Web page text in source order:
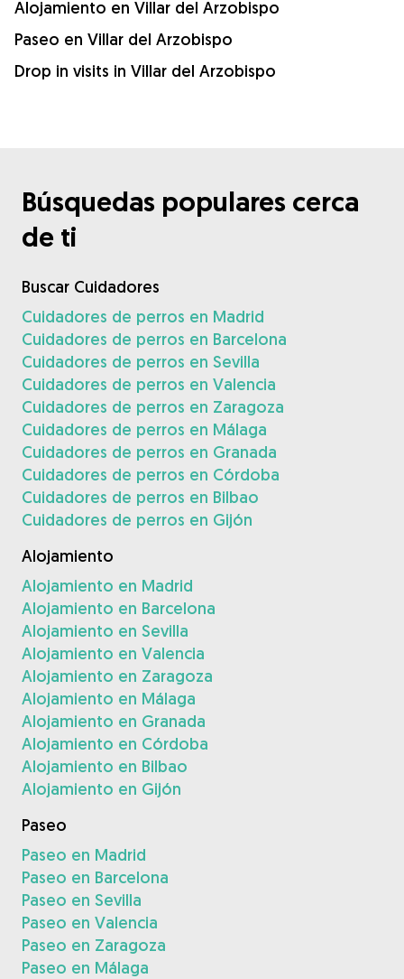
Alojamiento en Villar del Arzobispo
Paseo en Villar del Arzobispo
Drop in visits in Villar del Arzobispo
Búsquedas populares cerca
de ti
Buscar Cuidadores
Cuidadores de perros en Madrid
Cuidadores de perros en Barcelona
Cuidadores de perros en Sevilla
Cuidadores de perros en Valencia
Cuidadores de perros en Zaragoza
Cuidadores de perros en Málaga
Cuidadores de perros en Granada
Cuidadores de perros en Córdoba
Cuidadores de perros en Bilbao
Cuidadores de perros en Gijón
Alojamiento
Alojamiento en Madrid
Alojamiento en Barcelona
Alojamiento en Sevilla
Alojamiento en Valencia
Alojamiento en Zaragoza
Alojamiento en Málaga
Alojamiento en Granada
Alojamiento en Córdoba
Alojamiento en Bilbao
Alojamiento en Gijón
Paseo
Paseo en Madrid
Paseo en Barcelona
Paseo en Sevilla
Paseo en Valencia
Paseo en Zaragoza
Paseo en Málaga